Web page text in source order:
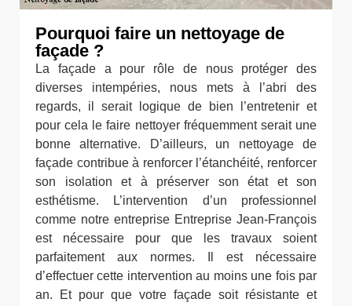
Pourquoi faire un nettoyage de
façade ?
La façade a pour rôle de nous protéger des
diverses intempéries, nous mets à l’abri des
regards, il serait logique de bien l’entretenir et
pour cela le faire nettoyer fréquemment serait une
bonne alternative. D’ailleurs, un nettoyage de
façade contribue à renforcer l’étanchéité, renforcer
son isolation et à préserver son état et son
esthétisme. L’intervention d’un professionnel
comme notre entreprise Entreprise Jean-François
est nécessaire pour que les travaux soient
parfaitement aux normes. Il est nécessaire
d’effectuer cette intervention au moins une fois par
an. Et pour que votre façade soit résistante et